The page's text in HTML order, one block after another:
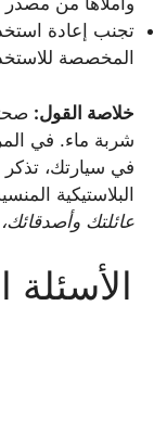
تجنب إعادة
المخصصة
خلاصة القول:
شربة ماء. في
في سيارتك، تذكر
البلاستيكية
عائلتك